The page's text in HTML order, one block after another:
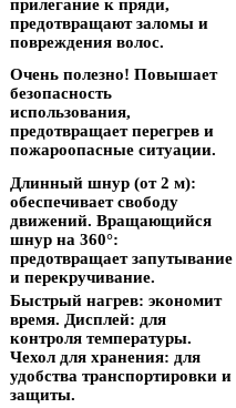
прилегание к пряди,
предотвращают заломы и
повреждения волос.
Очень полезно! Повышает
безопасность
использования,
предотвращает перегрев и
пожароопасные ситуации.
Длинный шнур (от 2 м):
обеспечивает свободу
движений. Вращающийся
шнур на 360°:
предотвращает запутывание
и перекручивание.
Быстрый нагрев: экономит
время. Дисплей: для
контроля температуры.
Чехол для хранения: для
удобства транспортировки и
защиты.